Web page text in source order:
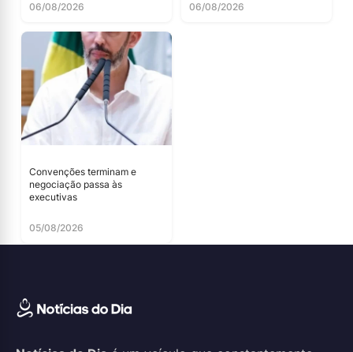
06/08/2026 06/08/2026
Convenções terminam e
negociação passa às
executivas
05/08/2026